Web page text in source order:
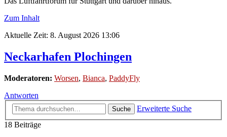
Zum Inhalt
Aktuelle Zeit: 8. August 2026 13:06
Neckarhafen Plochingen
Moderatoren: Worsen, Bianca, PaddyFly
Antworten
Suche
Erweiterte Suche
18 Beiträge